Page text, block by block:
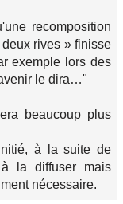
recomposition
rives » finisse
exemple lors des
le dira…"
beaucoup plus
à la suite de
à la diffuser mais
nécessaire.